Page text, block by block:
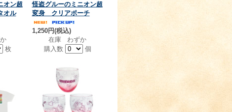
オン超
オル
枚
怪盗グルーのミニオン超
変身 クリアポーチ
1,250円(税込)
在庫 わずか
購入数
個